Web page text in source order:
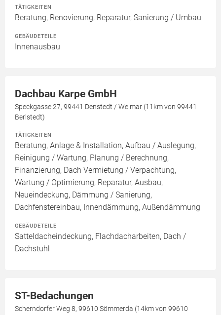
TÄTIGKEITEN
Beratung, Renovierung, Reparatur, Sanierung / Umbau
GEBÄUDETEILE
Innenausbau
Dachbau Karpe GmbH
Speckgasse 27, 99441 Denstedt / Weimar (11km von 99441
Berlstedt)
TÄTIGKEITEN
Beratung, Anlage & Installation, Aufbau / Auslegung,
Reinigung / Wartung, Planung / Berechnung,
Finanzierung, Dach Vermietung / Verpachtung,
Wartung / Optimierung, Reparatur, Ausbau,
Neueindeckung, Dämmung / Sanierung,
Dachfenstereinbau, Innendämmung, Außendämmung
GEBÄUDETEILE
Satteldacheindeckung, Flachdacharbeiten, Dach /
Dachstuhl
ST-Bedachungen
Scherndorfer Weg 8, 99610 Sömmerda (14km von 99610